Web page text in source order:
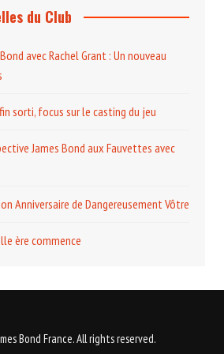
du Club
avec Rachel Grant : Un nouveau
sorti, focus sur le casting du jeu
James Bond aux Fauvettes avec
Anniversaire de Dangereusement Vôtre
ère commence
Bond France. All rights reserved.